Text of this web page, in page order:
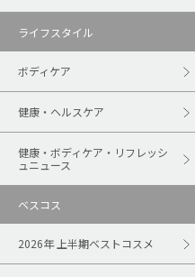
ライフスタイル
ボディケア
健康・ヘルスケア
健康・ボディケア・リフレッシ
ュニュース
ベスコス
2026年 上半期ベストコスメ